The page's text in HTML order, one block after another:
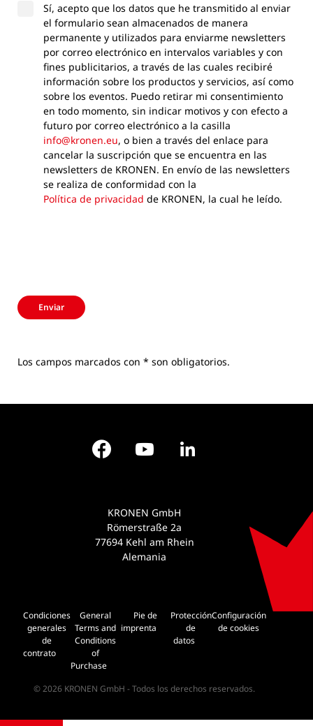
Sí, acepto que los datos que he transmitido al enviar
el formulario sean almacenados de manera
permanente y utilizados para enviarme newsletters
por correo electrónico en intervalos variables y con
fines publicitarios, a través de las cuales recibiré
información sobre los productos y servicios, así como
sobre los eventos. Puedo retirar mi consentimiento
en todo momento, sin indicar motivos y con efecto a
futuro por correo electrónico a la casilla
info@kronen.eu, o bien a través del enlace para
cancelar la suscripción que se encuentra en las
newsletters de KRONEN. En envío de las newsletters
se realiza de conformidad con la
Política de privacidad de KRONEN, la cual he leído.
Enviar
Los campos marcados con * son obligatorios.
FacebookYouTube
Condiciones
generales
de
contrato
General
Terms and
Conditions
of
Purchase
Pie de
imprenta
Protección
de
datos
Configuración
de cookies
© 2026 KRONEN GmbH - Todos los derechos reservados.
KRONEN GmbH
Römerstraße 2a
77694 Kehl am Rhein
Alemania